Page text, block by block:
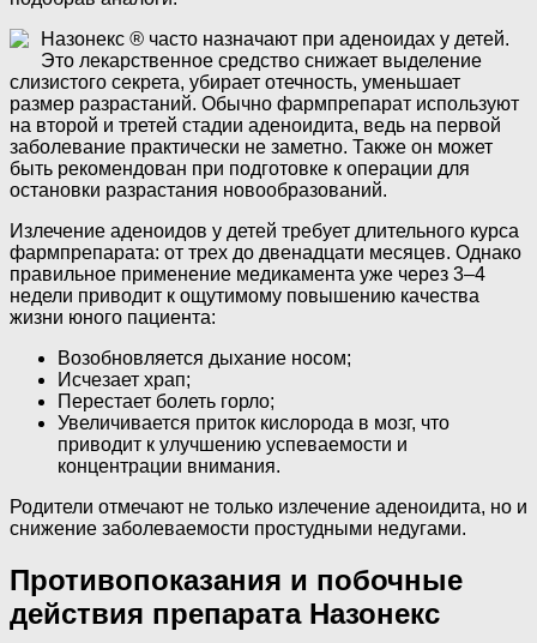
Назонекс ® часто назначают при аденоидах у детей.
Это лекарственное средство снижает выделение
слизистого секрета, убирает отечность, уменьшает
размер разрастаний. Обычно фармпрепарат используют
на второй и третей стадии аденоидита, ведь на первой
заболевание практически не заметно. Также он может
быть рекомендован при подготовке к операции для
остановки разрастания новообразований.
Излечение аденоидов у детей требует длительного курса
фармпрепарата: от трех до двенадцати месяцев. Однако
правильное применение медикамента уже через 3–4
недели приводит к ощутимому повышению качества
жизни юного пациента:
Возобновляется дыхание носом;
Исчезает храп;
Перестает болеть горло;
Увеличивается приток кислорода в мозг, что
приводит к улучшению успеваемости и
концентрации внимания.
Родители отмечают не только излечение аденоидита, но и
снижение заболеваемости простудными недугами.
Противопоказания и побочные
действия препарата Назонекс